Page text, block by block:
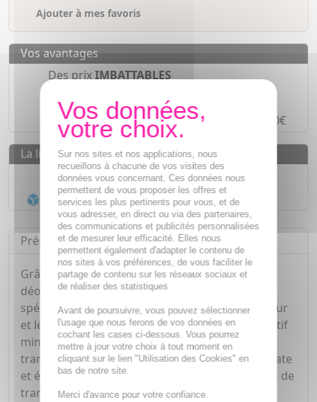
Ajouter à mes favoris
Vos avantages
Des prixIMBATTABLES
Paiement en ligne
SÉCURISÉ
Paiement en4 fois sans frais à partir de 30€
La livraison
Livraison gratuite dès 55€
Acheminement Chronoposten 24h*
Présentation
Grâce à sa formule au tri actif minéral, le
déodorant Day Control de Biotherm est
spécialement conçu pour vous apporter fraîcheur
et légèreté toute la journée, son complexe tri actif
minéral vous assure un effet régulateur de la
transpiration pendant 24 heures. Il apaise, hydrate
et élimine les acides gras qui causent les odeurs de
transpiration.
Sur nos sites et nos applications, nous
recueillons à chacune de vos visites des
données vous concernant. Ces données nous
permettent de vous proposer les offres et
services les plus pertinents pour vous, et de
vous adresser, en direct ou via des partenaires,
des communications et publicités personnalisées
et de mesurer leur efficacité. Elles nous
permettent également d'adapter le contenu de
nos sites à vos préférences, de vous faciliter le
partage de contenu sur les réseaux sociaux et
de réaliser des statistiques
Avant de poursuivre, vous pouvez sélectionner
l'usage que nous ferons de vos données en
cochant les cases ci-dessous. Vous pourrez
mettre à jour votre choix à tout moment en
cliquant sur le lien "Utilisation des Cookies" en
bas de notre site.
Merci d'avance pour votre confiance.